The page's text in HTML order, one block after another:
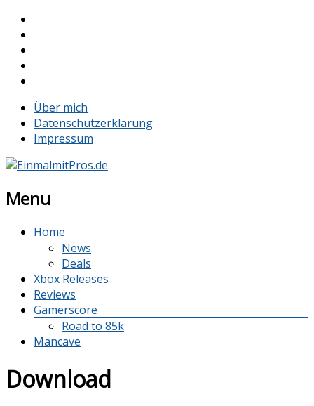
Über mich
Datenschutzerklärung
Impressum
Menu
Home
News
Deals
Xbox Releases
Reviews
Gamerscore
Road to 85k
Mancave
Download